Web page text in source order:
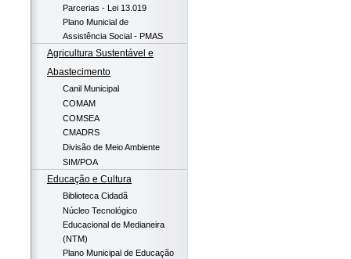
Parcerias - Lei 13.019
Plano Municial de
Assistência Social - PMAS
Agricultura Sustentável e
Abastecimento
Canil Municipal
COMAM
COMSEA
CMADRS
Divisão de Meio Ambiente
SIM/POA
Educação e Cultura
Biblioteca Cidadã
Núcleo Tecnológico
Educacional de Medianeira
(NTM)
Plano Municipal de Educação